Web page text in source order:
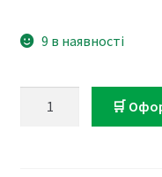
9 в наявності
🛒